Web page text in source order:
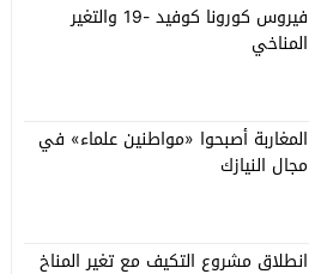
فيروس كورونا كوفيد -19 والتغير
المناخي
المغاربة أصبحوا «مواطنين علماء» في
مجال النيازك
انطلاق مشروع التكيف مع تغير المناخ